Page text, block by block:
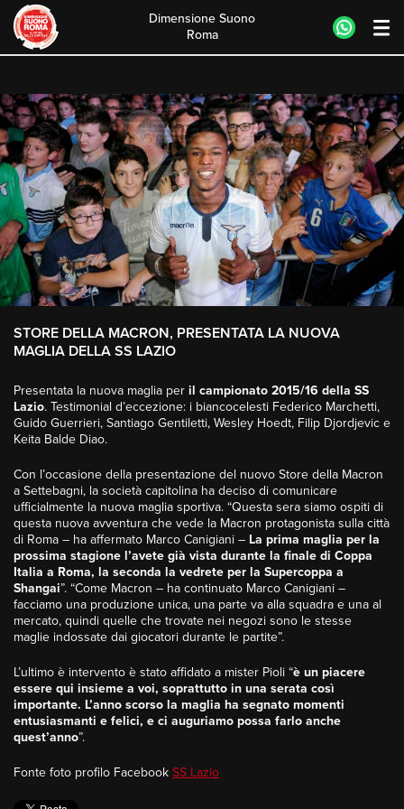
content
Dimensione Suono
Roma
STORE DELLA MACRON, PRESENTATA LA NUOVA
MAGLIA DELLA SS LAZIO
Presentata la nuova maglia per il campionato 2015/16 della SS
Lazio. Testimonial d’eccezione: i biancocelesti Federico Marchetti,
Guido Guerrieri, Santiago Gentiletti, Wesley Hoedt, Filip Djordjevic e
Keita Balde Diao.
Con l’occasione della presentazione del nuovo Store della Macron
a Settebagni, la società capitolina ha deciso di comunicare
ufficialmente la nuova maglia sportiva. “Questa sera siamo ospiti di
questa nuova avventura che vede la Macron protagonista sulla città
di Roma – ha affermato Marco Canigiani – La prima maglia per la
prossima stagione l’avete già vista durante la finale di Coppa
Italia a Roma, la seconda la vedrete per la Supercoppa a
Shangai”. “Come Macron – ha continuato Marco Canigiani –
facciamo una produzione unica, una parte va alla squadra e una al
mercato, quindi quelle che trovate nei negozi sono le stesse
maglie indossate dai giocatori durante le partite”.
L’ultimo è intervento è stato affidato a mister Pioli “è un piacere
essere qui insieme a voi, soprattutto in una serata così
importante. L’anno scorso la maglia ha segnato momenti
entusiasmanti e felici, e ci auguriamo possa farlo anche
quest’anno”.
Fonte foto profilo Facebook SS Lazio